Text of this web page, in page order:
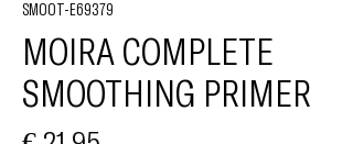
SMOOT-E69379
MOIRA COMPLETE
SMOOTHING PRIMER